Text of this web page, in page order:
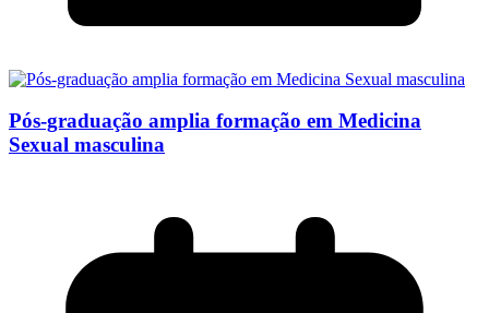
Pós-graduação amplia formação em Medicina
Sexual masculina